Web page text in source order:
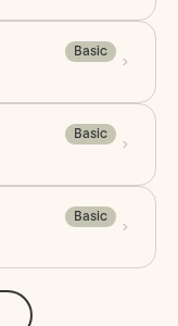
Basic
Basic
Basic